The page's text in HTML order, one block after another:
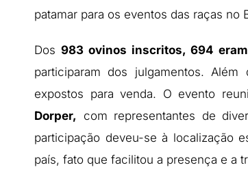
patamar para os eventos das raças no
Dos 983 ovinos inscritos, 694
participaram dos julgamentos.
expostos para venda. O evento
Dorper, com representantes de
participação deveu-se à localização
país, fato que facilitou a presença e a